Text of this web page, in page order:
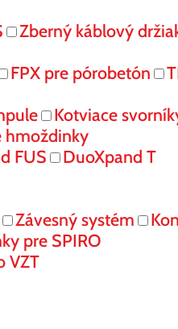
Zberný káblový
FPX pre pórobetón
Kotviace
hmoždinky
FUS
DuoXpand T
Závesný systém
pre SPIRO
VZT